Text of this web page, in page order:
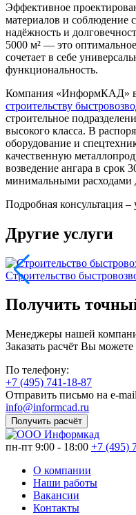
Эффективное
материалов и соблюдение
надёжность и
5000 м² — это
сочетает в себе
функциональность.
Компания «ИнформКАД»
строительству
строительное
высокого класса. В
оборудование и
качественную
возведение ангара в срок
минимальными расходами
Подробная консультация
Другие услуги
Строительство
Получить
Менеджеры нашей
Заказать расчёт Вы
По телефону:
+7 (495) 741-18-87
Отправить письмо на e-
info@informcad.ru
Получить расчёт
пн-пт 9:00 - 18:00 +7 (495)
О компании
Наши работы
Вакансии
Контакты